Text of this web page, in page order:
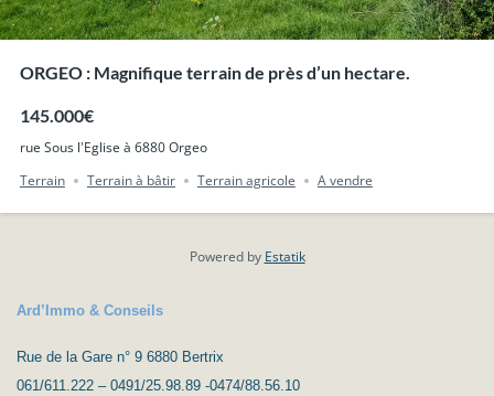
ORGEO : Magnifique terrain de près d’un hectare.
145.000€
rue Sous l'Eglise à 6880 Orgeo
Terrain
Terrain à bâtir Terrain agricole A vendre
Powered by Estatik
Ard’Immo & Conseils
Rue de la Gare n° 9 6880 Bertrix
061/611.222 – 0491/25.98.89 -0474/88.56.10